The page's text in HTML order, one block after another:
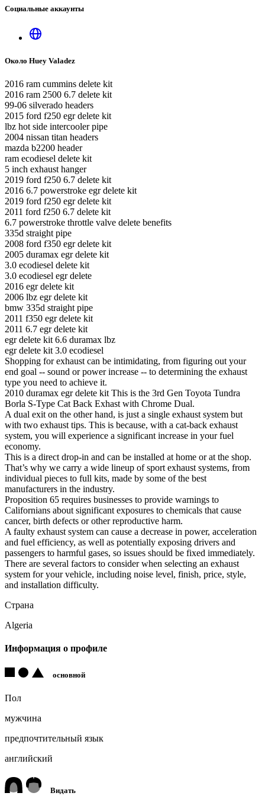
Социальные аккаунты
Около Huey Valadez
2016 ram cummins delete kit
2016 ram 2500 6.7 delete kit
99-06 silverado headers
2015 ford f250 egr delete kit
lbz hot side intercooler pipe
2004 nissan titan headers
mazda b2200 header
ram ecodiesel delete kit
5 inch exhaust hanger
2019 ford f250 6.7 delete kit
2016 6.7 powerstroke egr delete kit
2019 ford f250 egr delete kit
2011 ford f250 6.7 delete kit
6.7 powerstroke throttle valve delete benefits
335d straight pipe
2008 ford f350 egr delete kit
2005 duramax egr delete kit
3.0 ecodiesel delete kit
3.0 ecodiesel egr delete
2016 egr delete kit
2006 lbz egr delete kit
bmw 335d straight pipe
2011 f350 egr delete kit
2011 6.7 egr delete kit
egr delete kit 6.6 duramax lbz
egr delete kit 3.0 ecodiesel
Shopping for exhaust can be intimidating, from figuring out your
end goal -- sound or power increase -- to determining the exhaust
type you need to achieve it.
2010 duramax egr delete kit This is the 3rd Gen Toyota Tundra
Borla S-Type Cat Back Exhast with Chrome Dual.
A dual exit on the other hand, is just a single exhaust system but
with two exhaust tips. This is because, with a cat-back exhaust
system, you will experience a significant increase in your fuel
economy.
This is a direct drop-in and can be installed at home or at the shop.
That’s why we carry a wide lineup of sport exhaust systems, from
individual pieces to full kits, made by some of the best
manufacturers in the industry.
Proposition 65 requires businesses to provide warnings to
Californians about significant exposures to chemicals that cause
cancer, birth defects or other reproductive harm.
A faulty exhaust system can cause a decrease in power, acceleration
and fuel efficiency, as well as potentially exposing drivers and
passengers to harmful gases, so issues should be fixed immediately.
There are several factors to consider when selecting an exhaust
system for your vehicle, including noise level, finish, price, style,
and installation difficulty.
Страна
Algeria
Информация о профиле
основной
Пол
мужчина
предпочтительный язык
английский
Видать